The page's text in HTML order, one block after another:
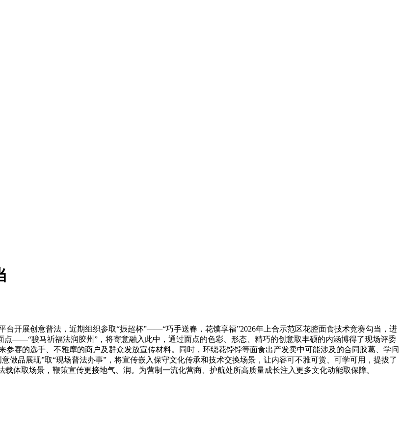
开展创意普法，近期组织参取“振超杯”——“巧手送春，花馍享福”2026年上合示范区花腔面食技术竞赛勾当，进
点——“骏马祈福法润胶州”，将寄意融入此中，通过面点的色彩、形态、精巧的创意取丰硕的内涵博得了现场评委
赛的选手、不雅摩的商户及群众发放宣传材料。同时，环绕花饽饽等面食出产发卖中可能涉及的合同胶葛、学问
做品展现”取“现场普法办事”，将宣传嵌入保守文化传承和技术交换场景，让内容可不雅可赏、可学可用，提拔了
体取场景，鞭策宣传更接地气、润。为营制一流化营商、护航处所高质量成长注入更多文化动能取保障。